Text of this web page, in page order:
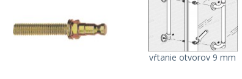
vŕtanie otvorov 9 mm